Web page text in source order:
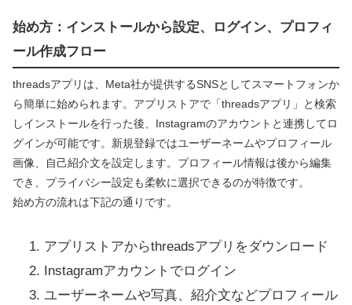
始め方：インストールから設定、ログイン、プロフィ
ール作成フロー
threadsアプリは、Meta社が提供するSNSとしてスマートフォンか
ら簡単に始められます。アプリストアで「threadsアプリ」と検索
しインストールを行った後、Instagramのアカウントと連携してロ
グインが可能です。新規登録ではユーザーネームやプロフィール
画像、自己紹介文を設定します。プロフィール情報は後から編集
でき、プライバシー設定も柔軟に選択できるのが特徴です。
始め方の流れは下記の通りです。
アプリストアからthreadsアプリをダウンロード
Instagramアカウントでログイン
ユーザーネームや写真、紹介文などプロフィール